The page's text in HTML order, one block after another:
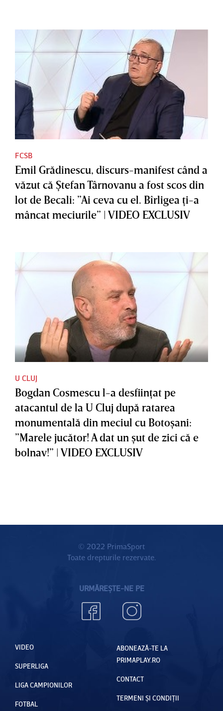
FCSB
Emil Grădinescu, discurs-manifest când a
văzut că Ştefan Târnovanu a fost scos din
lot de Becali: ”Ai ceva cu el. Bîrligea ţi-a
mâncat meciurile” | VIDEO EXCLUSIV
U CLUJ
Bogdan Cosmescu l-a desfiinţat pe
atacantul de la U Cluj după ratarea
monumentală din meciul cu Botoşani:
”Marele jucător! A dat un şut de zici că e
bolnav!” | VIDEO EXCLUSIV
© 2022 PrimaSport
Toate drepturile rezervate.
URMĂREȘTE-NE PE
VIDEO
SUPERLIGA
LIGA CAMPIONILOR
FOTBAL
ABONEAZĂ-TE LA
PRIMAPLAY.RO
CONTACT
TERMENI ȘI CONDIȚII